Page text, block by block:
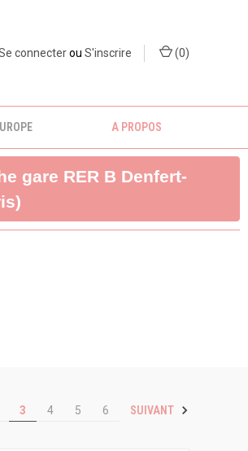
connecterou S'inscrire (0)
A PROPOS
gare RER B Denfert-
3 4 5 6 SUIVANT